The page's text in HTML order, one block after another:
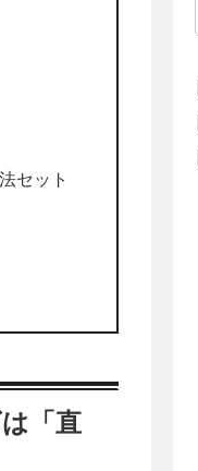
セット
「直